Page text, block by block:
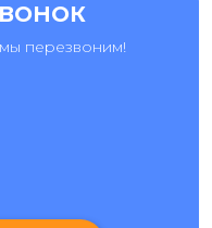
перезвоним!